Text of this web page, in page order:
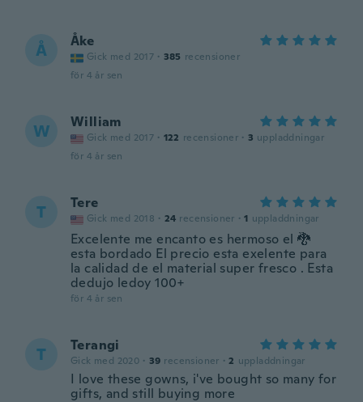
Å Åke
Gick med 2017 · 385 recensioner
för 4 år sen
W William
Gick med 2017 · 122 recensioner · 3 uppladdningar
för 4 år sen
T Tere
Gick med 2018 · 24 recensioner · 1 uppladdningar
Excelente me encanto es hermoso el 🐉
esta bordado El precio esta exelente para
la calidad de el material super fresco . Esta
dedujo ledoy 100+
för 4 år sen
T Terangi
Gick med 2020 · 39 recensioner · 2 uppladdningar
I love these gowns, i've bought so many for
gifts, and still buying more